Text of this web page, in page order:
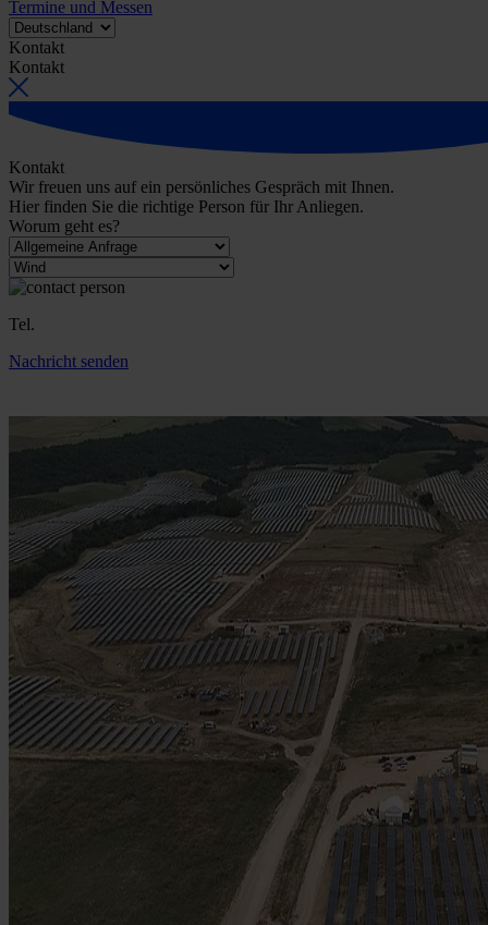
Termine und Messen
Kontakt
Kontakt
Kontakt
Wir freuen uns auf ein persönliches Gespräch mit Ihnen.
Hier finden Sie die richtige Person für Ihr Anliegen.
Worum geht es?
Tel.
Nachricht senden